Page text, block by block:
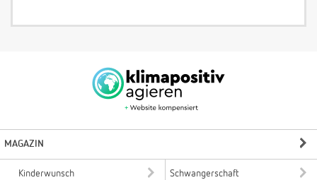
MAGAZIN
Kinderwunsch Schwangerschaft